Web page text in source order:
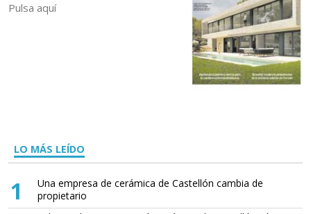
Pulsa aquí
LO MÁS LEÍDO
1
Una empresa de cerámica de Castellón cambia de
propietario